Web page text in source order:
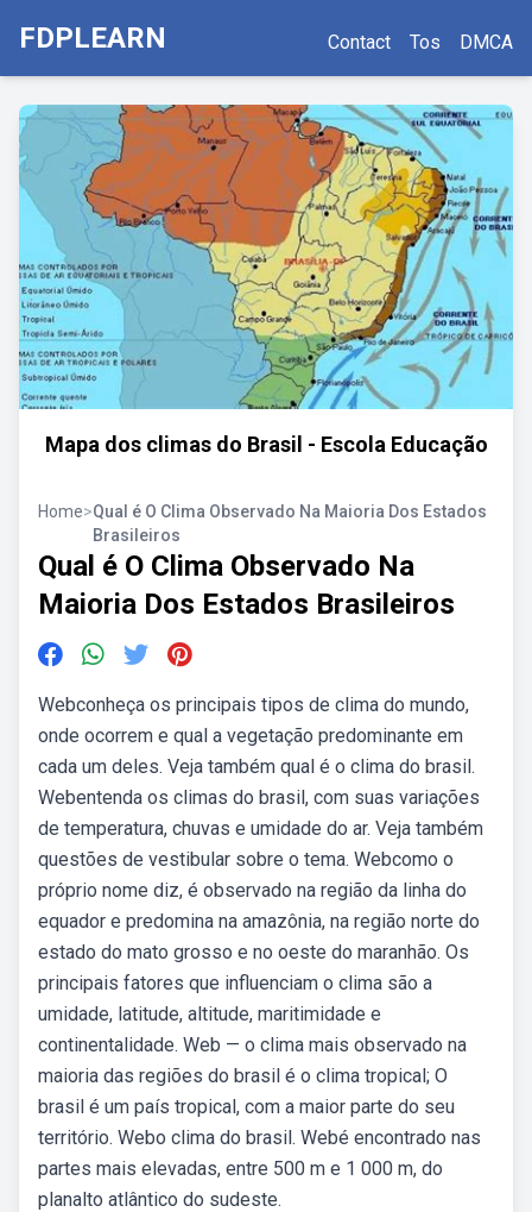
FDPLEARN Contact Tos DMCA
Mapa dos climas do Brasil - Escola Educação
Home>Qual é O Clima Observado Na Maioria Dos Estados
Brasileiros
Qual é O Clima Observado Na
Maioria Dos Estados Brasileiros
Webconheça os principais tipos de clima do mundo,
onde ocorrem e qual a vegetação predominante em
cada um deles. Veja também qual é o clima do brasil.
Webentenda os climas do brasil, com suas variações
de temperatura, chuvas e umidade do ar. Veja também
questões de vestibular sobre o tema. Webcomo o
próprio nome diz, é observado na região da linha do
equador e predomina na amazônia, na região norte do
estado do mato grosso e no oeste do maranhão. Os
principais fatores que influenciam o clima são a
umidade, latitude, altitude, maritimidade e
continentalidade. Web — o clima mais observado na
maioria das regiões do brasil é o clima tropical; O
brasil é um país tropical, com a maior parte do seu
território. Webo clima do brasil. Webé encontrado nas
partes mais elevadas, entre 500 m e 1 000 m, do
planalto atlântico do sudeste.